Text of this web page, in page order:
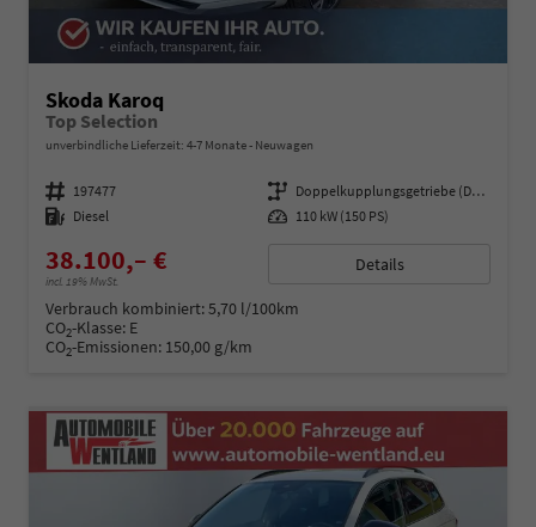
Skoda Karoq
Top Selection
unverbindliche Lieferzeit: 4-7 Monate Neuwagen
Fahrzeugnummer 197477 Getriebe
Doppelkupplungsgetriebe (DSG)
Kraftstoff Diesel Leistung 110 kW (150 PS)
38.100,– €
incl. 19% MwSt.
Details
Verbrauch kombiniert:5,70 l/100km
CO2-Klasse: E
CO2-Emissionen: 150,00 g/km